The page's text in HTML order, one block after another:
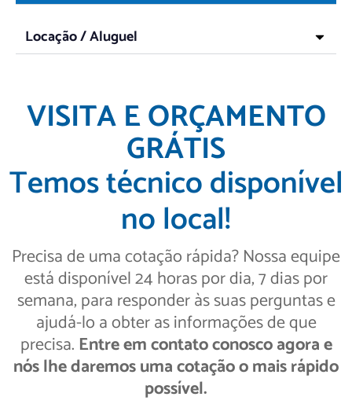
Locação / Aluguel
VISITA E ORÇAMENTO
GRÁTIS
Temos técnico disponível
no local!
Precisa de uma cotação rápida? Nossa equipe
está disponível 24 horas por dia, 7 dias por
semana, para responder às suas perguntas e
ajudá-lo a obter as informações de que
precisa. Entre em contato conosco agora e
nós lhe daremos uma cotação o mais rápido
possível.